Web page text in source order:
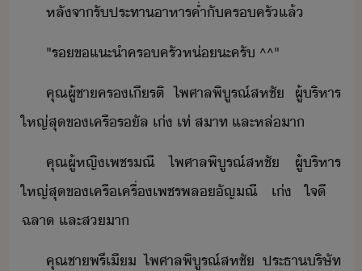
หลัจา​รัประทา​าหารค่ำ​ั​ครครั​แล้
"​ร​ข​แะำ​ครครั​ห่​ะ​ครั​ ​^^​"
คุณผู้ชา​คร​เีรติ​ ​ไพศาล​พิูรณ์​สหชั​ ​ผู้ริหาร​
ใหญ่​สุ​ข​เครื​รัล​ ​เ่​ ​เท่​ ​สาท​ ​และ​หล่​า
คุณผู้หญิ​เพชรณี​ ​ไพศาล​พิูรณ์​สหชั​ ​ผู้ริหาร​
ใหญ่​สุ​ข​เครื​เครื่​เพชรพล​ัญณี​ ​เ่​ ​ใจี​ ​
ฉลา​ ​และ​ส​า
คุณชา​พรีเี​ ​ไพศาล​พิูรณ์​สหชั​ ​ประธา​ริษัท​